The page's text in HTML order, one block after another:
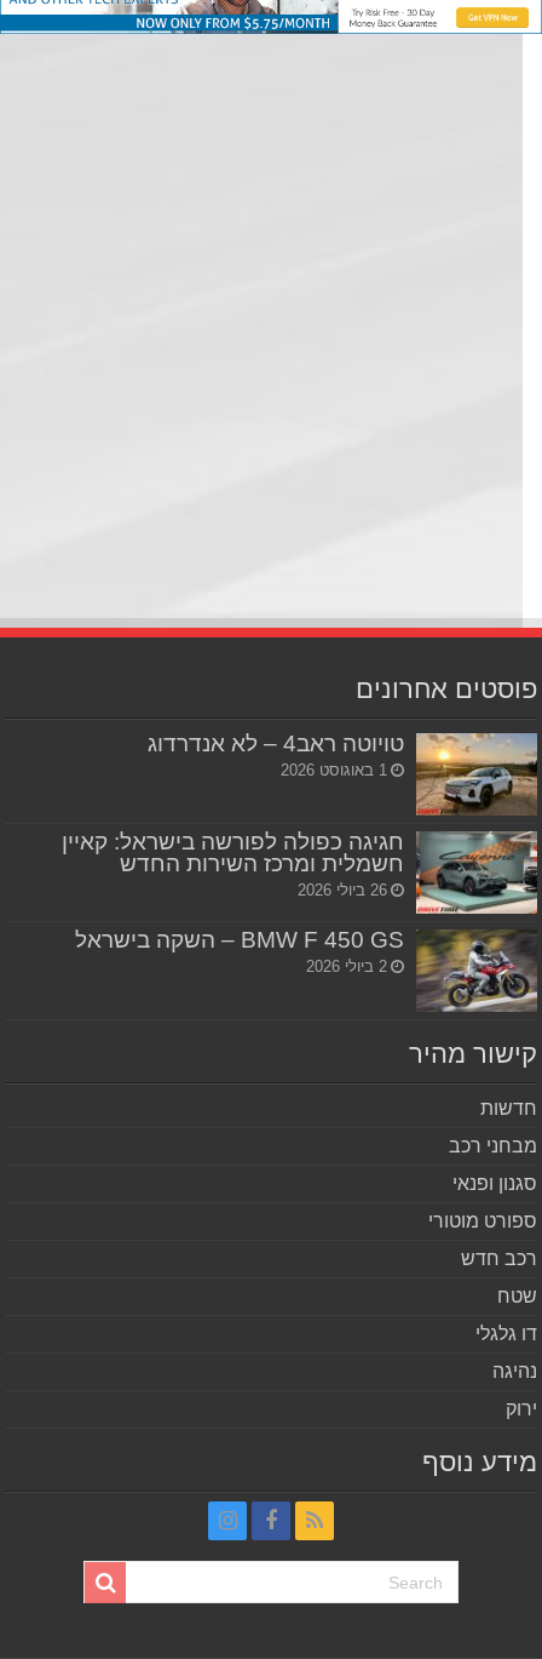
אחרונים
טויוטה ראב4 – לא אנדרדוג
1 באוגוסט 2026
חגיגה כפולה לפורשה בישראל: קאיין
חשמלית ומרכז השירות החדש
26 ביולי 2026
BMW F 450 GS – השקה בישראל
2 ביולי 2026
מהיר
רכב
ופנאי
מוטורי
חדש
גלגלי
נוסף